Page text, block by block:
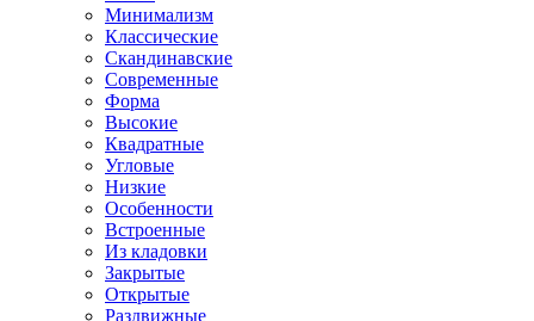
Минимализм
Классические
Скандинавские
Современные
Форма
Высокие
Квадратные
Угловые
Низкие
Особенности
Встроенные
Из кладовки
Закрытые
Открытые
Раздвижные